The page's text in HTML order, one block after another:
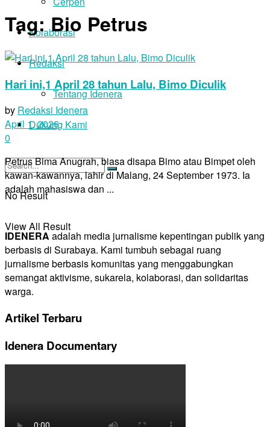
Kolaborasi
Redaksi
Tentang Idenera
Dukung Kami
No Result
View All Result
Tag:Bio Petrus
Hari ini,1 April 28 tahun Lalu, Bimo Diculik
by Redaksi Idenera
April 1, 2026
0
Petrus Bima Anugrah, biasa disapa Bimo atau Bimpet oleh
kawan-kawannya, lahir di Malang, 24 September 1973. Ia
adalah mahasiswa dan ...
IDENERA adalah media jurnalisme kepentingan publik yang
berbasis di Surabaya. Kami tumbuh sebagai ruang
jurnalisme berbasis komunitas yang menggabungkan
semangat aktivisme, sukarela, kolaborasi, dan solidaritas
warga.
Artikel Terbaru
Idenera Documentary